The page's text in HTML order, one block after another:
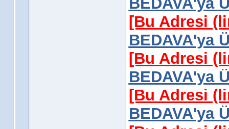
[Bu Adresi
BEDAVA'ya
[Bu Adresi
BEDAVA'ya
[Bu Adresi
BEDAVA'ya